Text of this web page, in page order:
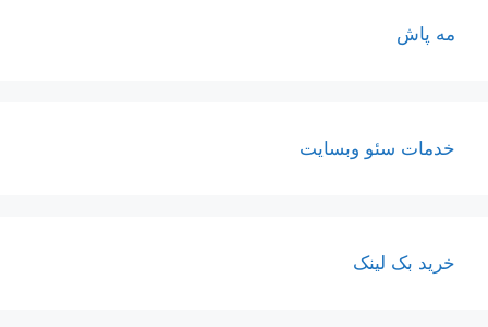
مه پاش
خدمات سئو وبسایت
خرید بک لینک